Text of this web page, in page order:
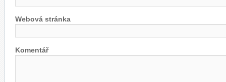
Webová stránka
Komentář